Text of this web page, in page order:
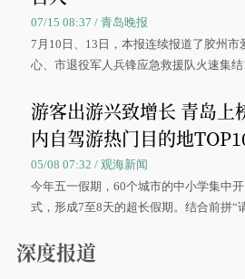
07/15 08:37 / 青岛晚报
7月10日、13日，本报连续报道了胶州市
心、市退役军人兵锋应急救援队火速集
游客出游兴致增长 青岛上
内自驾游热门目的地
05/08 07:32 / 观海新闻
今年五一假期，60个城市的中小学集中
式，形成7至8天的超长假期。结合前拼“
深度报道